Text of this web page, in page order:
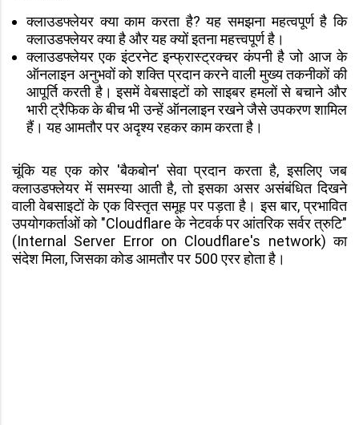
क्लाउडफ्लेयर क्या काम करता है? यह समझना महत्वपूर्ण है कि
क्लाउडफ्लेयर क्या है और यह क्यों इतना महत्त्वपूर्ण है।
क्लाउडफ्लेयर एक इंटरनेट इन्फ्रास्ट्रक्चर कंपनी है जो आज के
ऑनलाइन अनुभवों को शक्ति प्रदान करने वाली मुख्य तकनीकों की
आपूर्ति करती है। इसमें वेबसाइटों को साइबर हमलों से बचाने और
भारी ट्रैफिक के बीच भी उन्हें ऑनलाइन रखने जैसे उपकरण शामिल
हैं। यह आमतौर पर अदृश्य रहकर काम करता है।
चूंकि यह एक कोर 'बैकबोन' सेवा प्रदान करता है, इसलिए जब
क्लाउडफ्लेयर में समस्या आती है, तो इसका असर असंबंधित दिखने
वाली वेबसाइटों के एक विस्तृत समूह पर पड़ता है। इस बार, प्रभावित
उपयोगकर्ताओं को "Cloudflare के नेटवर्क पर आंतरिक सर्वर त्रुटि"
(Internal Server Error on Cloudflare's network) का
संदेश मिला, जिसका कोड आमतौर पर 500 एरर होता है।